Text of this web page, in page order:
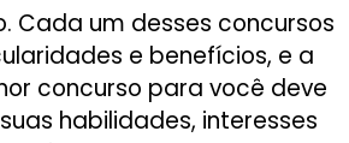
Cada um desses concursos
e benefícios, e a
concurso para você deve
habilidades, interesses